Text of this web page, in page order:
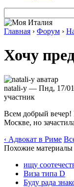
Главная › Форум ›
Хочу
natali-y — Пнд, 17/
участник
Всем добрый
Москве, но
‹ Адвокат в Риме
Похожие материалы
ищу
Виза типа D
Буду рада